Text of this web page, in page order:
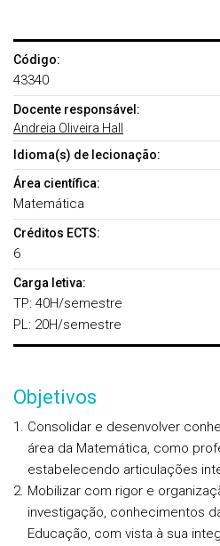
Código:
43340
Docente responsável:
Andreia Oliveira Hall
Idioma(s) de lecionação:
Área científica:
Matemática
Créditos ECTS:
6
Carga letiva:
TP: 40H/semestre
PL: 20H/semestre
Objetivos
Consolidar e desenvolver
área da Matemática, como
estabelecendo articulações
Mobilizar com rigor e
investigação, conhecimentos
Educação, com vista à sua